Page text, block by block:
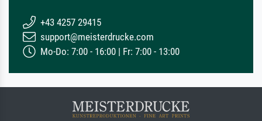
+43 4257 29415
support@meisterdrucke.com
Mo-Do: 7:00 - 16:00 | Fr: 7:00 - 13:00